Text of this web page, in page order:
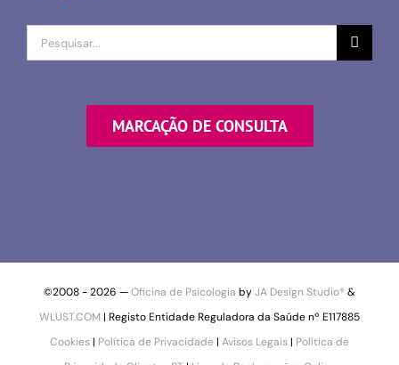
Procurar
por
MARCAÇÃO DE CONSULTA
©2008 -2026 —Oficina de Psicologia byJA Design Studio®&
WLUST.COM | Registo Entidade Reguladora da Saúde nº E117885
Cookies| Política de Privacidade| Avisos Legais| Política de